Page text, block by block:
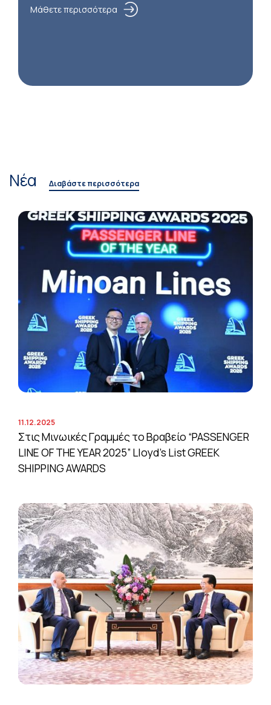
Μάθετε περισσότερα
Νέα Διαβάστε περισσότερα
11.12.2025
Στις Μινωικές Γραμμές το Βραβείο “PASSENGER
LINE OF THE YEAR 2025” Lloyd’s List GREEK
SHIPPING AWARDS